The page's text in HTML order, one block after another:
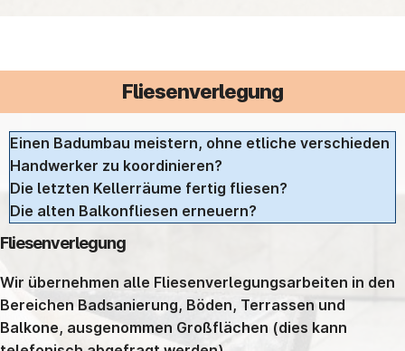
Fliesenverlegung
Einen Badumbau meistern, ohne etliche verschieden
Handwerker zu koordinieren?
Die letzten Kellerräume fertig fliesen?
Die alten Balkonfliesen erneuern?
Fliesenverlegung
Wir übernehmen alle Fliesenverlegungsarbeiten in den
Bereichen Badsanierung, Böden, Terrassen und
Balkone, ausgenommen Großflächen (dies kann